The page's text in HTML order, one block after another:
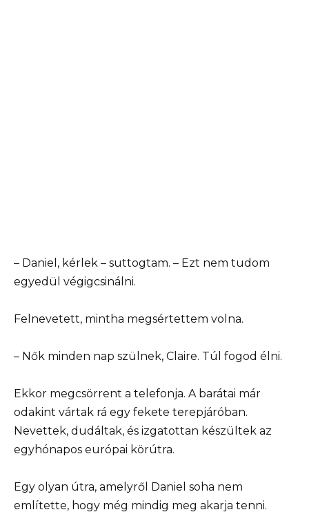
– Daniel, kérlek – suttogtam. – Ezt nem tudom
egyedül végigcsinálni.
Felnevetett, mintha megsértettem volna.
– Nők minden nap szülnek, Claire. Túl fogod élni.
Ekkor megcsörrent a telefonja. A barátai már
odakint vártak rá egy fekete terepjáróban.
Nevettek, dudáltak, és izgatottan készültek az
egyhónapos európai körútra.
Egy olyan útra, amelyről Daniel soha nem
említette, hogy még mindig meg akarja tenni.